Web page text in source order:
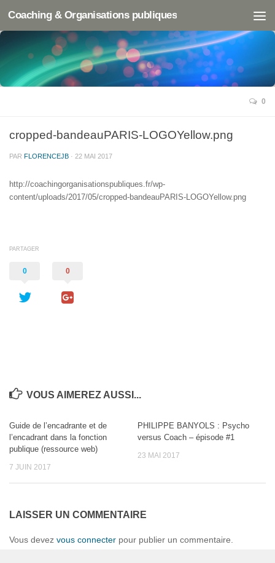
Coaching & Organisations publiques
0
cropped-bandeauPARIS-LOGOYellow.png
PAR FLORENCEJB · 22 MAI 2017
http://coachingorganisationspubliques.fr/wp-
content/uploads/2017/05/cropped-bandeauPARIS-LOGOYellow.png
PARTAGER
0 0
VOUS AIMEREZ AUSSI...
Guide de l’encadrante et de
l’encadrant dans la fonction
publique (ressource web)
7 JUIN 2017
PHILIPPE BANYOLS : Psycho
versus Coach – épisode #1
23 MAI 2017
LAISSER UN COMMENTAIRE
Vous devez vous connecter pour publier un commentaire.